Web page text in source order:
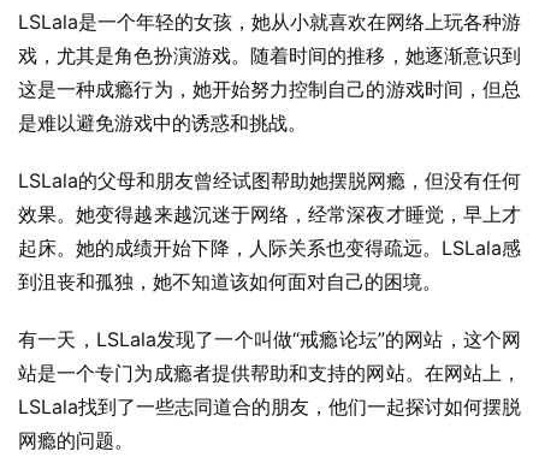
LSLala是一个年轻的女孩，她从小就喜欢在网络上玩各种游
戏，尤其是角色扮演游戏。随着时间的推移，她逐渐意识到
这是一种成瘾行为，她开始努力控制自己的游戏时间，但总
是难以避免游戏中的诱惑和挑战。
LSLala的父母和朋友曾经试图帮助她摆脱网瘾，但没有任何
效果。她变得越来越沉迷于网络，经常深夜才睡觉，早上才
起床。她的成绩开始下降，人际关系也变得疏远。LSLala感
到沮丧和孤独，她不知道该如何面对自己的困境。
有一天，LSLala发现了一个叫做“戒瘾论坛”的网站，这个网
站是一个专门为成瘾者提供帮助和支持的网站。在网站上，
LSLala找到了一些志同道合的朋友，他们一起探讨如何摆脱
网瘾的问题。